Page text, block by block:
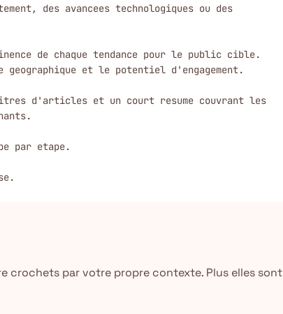
des avancees technologiques ou des
de chaque tendance pour le public cible.
et le potentiel d'engagement.
titres d'articles et un court resume couvrant les
par etape.
crochets par votre propre contexte. Plus elles sont